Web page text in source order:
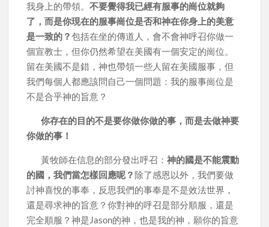
我身上的帶領。不要覺得我已經有服事的崗位就夠
了，而是你現在的服事崗位是否和神在你身上的美意
是一致的？包括在坐的傳道人，會不會神呼召你做一
個宣教士，但你仍然希望在美國有一個安定的崗位。
留在美國不是錯，神也帶領一些人留在美國服事，但
我們每個人都應該問自己一個問題：我的服事崗位是
不是合乎神的旨意？
你存在的目的不是要你做你做的事，而是去做神要
你做的事！
黃牧師在信息的部分發出呼召：神的國是不能震動
的國，我們當怎樣回應呢？ 除了感恩以外，我們要做
討神喜悅的事奉，反思我們的事奉是不是效法世界，
還是尋求神的旨意？你對神的呼召是部分順服，還是
完全順服？神是Jason的神，也是我的神，願你的旨意